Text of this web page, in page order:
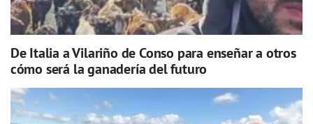
De Italia a Vilariño de Conso para enseñar a otros
cómo será la ganadería del futuro